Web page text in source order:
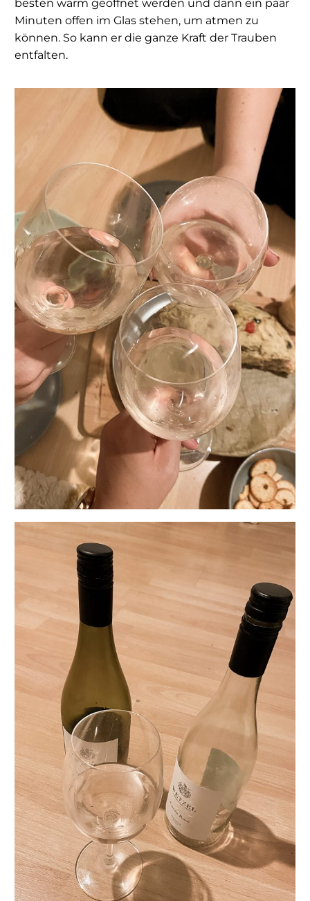
besten warm geöffnet werden und dann ein paar
Minuten offen im Glas stehen, um atmen zu
können. So kann er die ganze Kraft der Trauben
entfalten.